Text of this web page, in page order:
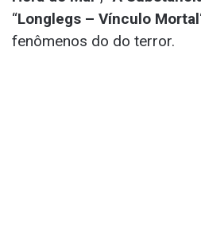
“Longlegs – Vínculo Mortal
fenômenos do do terror.